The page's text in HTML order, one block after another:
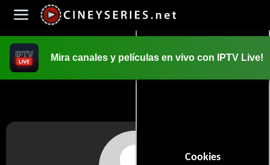
Cookies
Mira canales y películas en vivo con IPTV Live!